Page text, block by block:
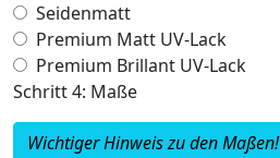
Seidenmatt
Premium Matt UV-Lack
Premium Brillant UV-Lack
Schritt 4: Maße
Wichtiger Hinweis zu den Maßen!